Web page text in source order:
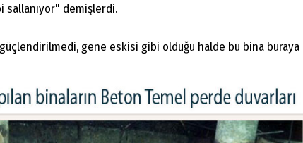
sallanıyor" demişlerdi.
gene eskisi gibi olduğu halde bu bina buraya